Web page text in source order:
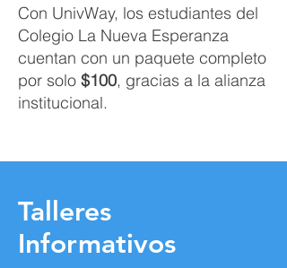
Con UnivWay, los estudiantes del
Colegio La Nueva Esperanza
cuentan con un paquete completo
por solo $100, gracias a la alianza
institucional.
Talleres
Informativos